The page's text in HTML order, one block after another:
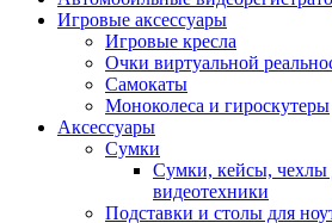
Игровые аксессуары
Игровые кресла
Очки виртуальной
Самокаты
Моноколеса и гироскутеры
Аксессуары
Сумки
Сумки, кейсы, чехлы
видеотехники
Подставки и столы для